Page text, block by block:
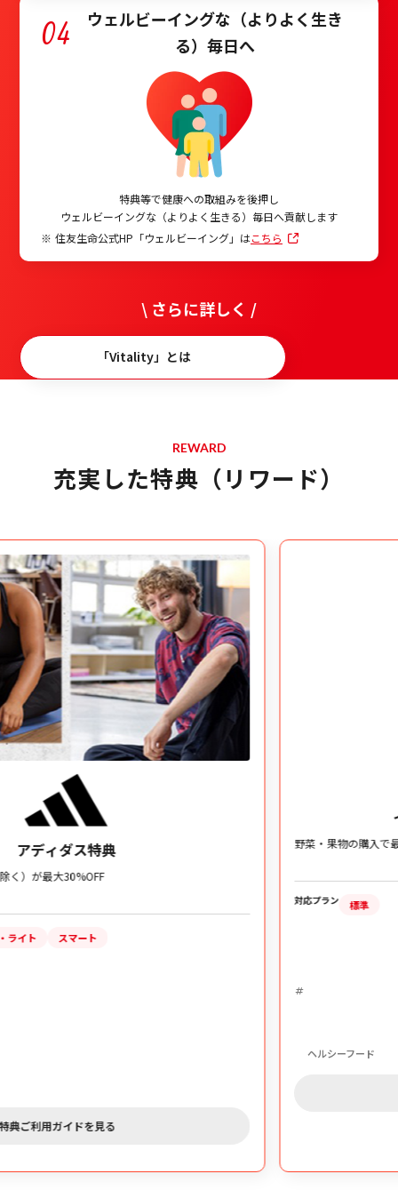
04
ウェルビーイングな（よりよく生き
る）毎日へ
特典等で健康への取組みを後押し
ウェルビーイングな（よりよく生きる）毎日へ貢献します
住友生命公式HP「ウェルビーイング」はこちら
\ さらに詳しく /
「Vitality」とは
REWARD
充実した特典（リワード）
イオンヘルシーフード特典
野菜・果物の購入で最大25％相当のVitalityコイン獲得
対応プラン 標準